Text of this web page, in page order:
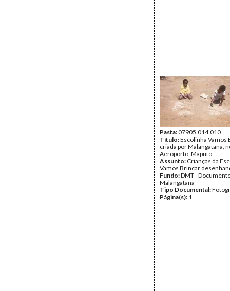
Pasta:07905.014.010
Título:Escolinha Vamos
criada por Malangatana,
Aeroporto, Maputo
Assunto: Crianças da
Vamos Brincar
Fundo:DMT -
Malangatana
Tipo Documental:
Página(s): 1